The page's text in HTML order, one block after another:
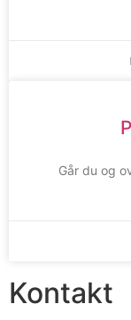
Går du og
Kontakt